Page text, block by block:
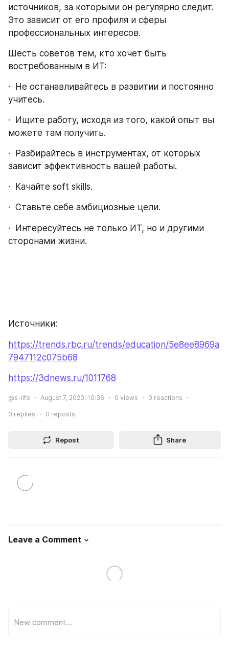
источников, за которыми он регулярно следит.
Это зависит от его профиля и сферы
профессиональных интересов.
Шесть советов тем, кто хочет быть
востребованным в ИТ:
·  Не останавливайтесь в развитии и постоянно
учитесь.
·  Ищите работу, исходя из того, какой опыт вы
можете там получить.
·  Разбирайтесь в инструментах, от которых
зависит эффективность вашей работы.
·  Качайте soft skills.
·  Ставьте себе амбициозные цели.
·  Интересуйтесь не только ИТ, но и другими
сторонами жизни.
Источники:
https://trends.rbc.ru/trends/education/5e8ee8969a
7947112c075b68
https://3dnews.ru/1011768
@s-life August 7, 2020, 10:36 0 views 0 reactions
0 replies 0 reposts
Repost Share
Leave a Comment